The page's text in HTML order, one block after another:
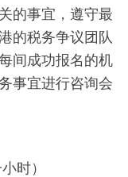
的事宜，遵守最
的税务争议团队
间成功报名的机
事宜进行咨询会
时）